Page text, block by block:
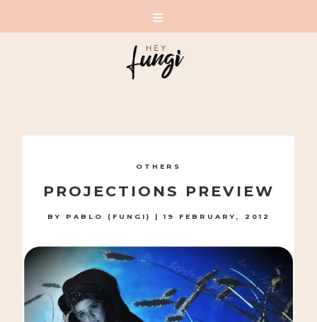
OTHERS
PROJECTIONS PREVIEW
BY PABLO (FUNGI) |19 FEBRUARY, 2012